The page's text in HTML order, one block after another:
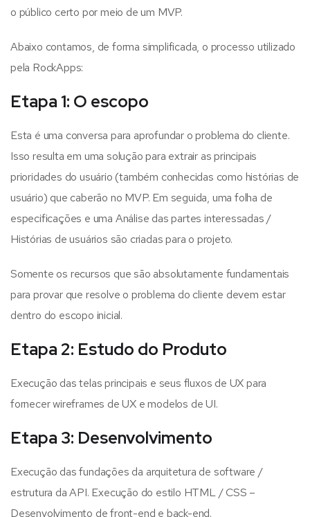
o público certo por meio de um MVP.
Abaixo contamos, de forma simplificada, o processo utilizado
pela RockApps:
Etapa 1: O escopo
Esta é uma conversa para aprofundar o problema do cliente.
Isso resulta em uma solução para extrair as principais
prioridades do usuário (também conhecidas como histórias de
usuário) que caberão no MVP. Em seguida, uma folha de
especificações e uma Análise das partes interessadas /
Histórias de usuários são criadas para o projeto.
Somente os recursos que são absolutamente fundamentais
para provar que resolve o problema do cliente devem estar
dentro do escopo inicial.
Etapa 2: Estudo do Produto
Execução das telas principais e seus fluxos de UX para
fornecer wireframes de UX e modelos de UI.
Etapa 3: Desenvolvimento
Execução das fundações da arquitetura de software /
estrutura da API. Execução do estilo HTML / CSS –
Desenvolvimento de front-end e back-end.